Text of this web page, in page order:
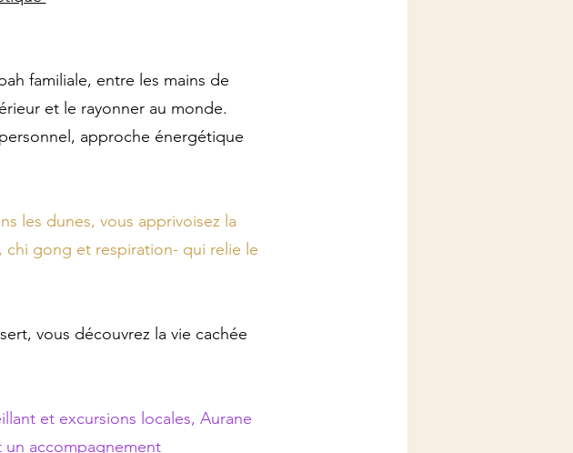
familiale, entre les mains de
et le rayonner au monde.
approche énergétique
les dunes, vous apprivoisez la
chi gong et respiration- qui relie le
vous découvrez la vie cachée
et excursions locales, Aurane
accompagnement